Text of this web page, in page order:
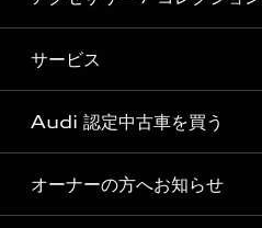
Formula 1®
デジタルサービス
試乗車・展示車検索
見積もり依頼
試乗予約
モデル一覧
特別仕様モデル / 限定モデル
e-tronラインアップ
価格シミュレーション
車両比較
純正アクセサリー
オンラインショップ
Audi collection
アウディナビアプリ
サービス
サービス入庫予約
サービスプログラム
メンテナンス
Audi 認定中古車を買う
Audi認定中古車
オーナーの方へお知らせ